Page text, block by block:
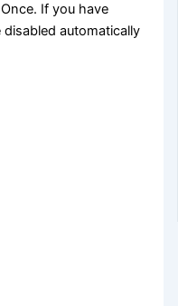
If you have
automatically